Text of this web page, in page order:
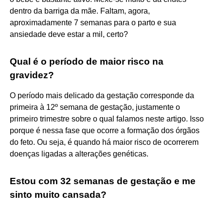
dentro da barriga da mãe. Faltam, agora,
aproximadamente 7 semanas para o parto e sua
ansiedade deve estar a mil, certo?
Qual é o período de maior risco na
gravidez?
O período mais delicado da gestação corresponde da
primeira à 12º semana de gestação, justamente o
primeiro trimestre sobre o qual falamos neste artigo. Isso
porque é nessa fase que ocorre a formação dos órgãos
do feto. Ou seja, é quando há maior risco de ocorrerem
doenças ligadas a alterações genéticas.
Estou com 32 semanas de gestação e me
sinto muito cansada?